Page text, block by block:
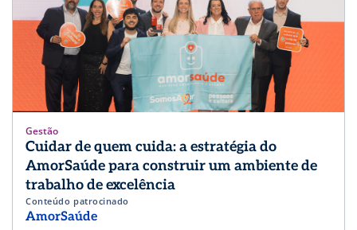
Gestão
Cuidar de quem cuida: a estratégia do
AmorSaúde para construir um ambiente de
trabalho de excelência
Conteúdo patrocinado
AmorSaúde